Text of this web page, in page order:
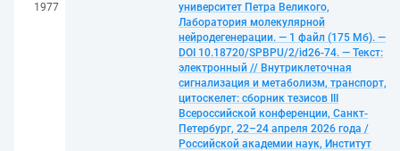
1977
университет Петра Великого,
Лаборатория молекулярной
нейродегенерации. — 1 файл (175 Мб). —
DOI 10.18720/SPBPU/2/id26-74. — Текст:
электронный // Внутриклеточная
сигнализация и метаболизм, транспорт,
цитоскелет: сборник тезисов III
Всероссийской конференции, Санкт-
Петербург, 22–24 апреля 2026 года /
Российской академии наук, Институт